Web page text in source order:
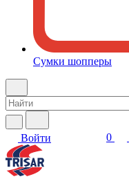
Сумки шопперы
Войти 0